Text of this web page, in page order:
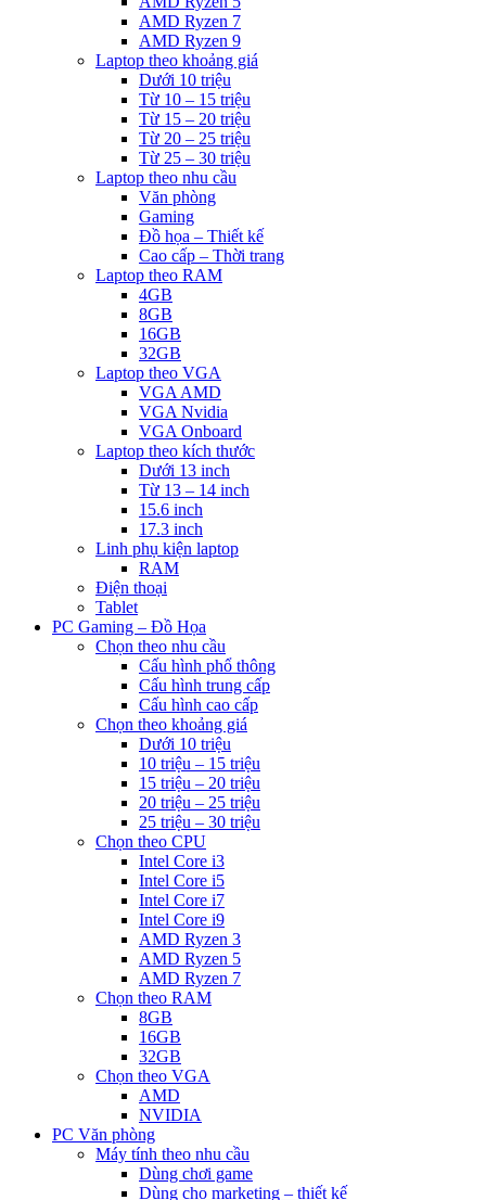
AMD Ryzen 7
AMD Ryzen 9
Laptop theo khoảng giá
Dưới 10 triệu
Từ 10 – 15 triệu
Từ 15 – 20 triệu
Từ 20 – 25 triệu
Từ 25 – 30 triệu
Laptop theo nhu cầu
Văn phòng
Gaming
Đồ họa – Thiết kế
Cao cấp – Thời trang
Laptop theo RAM
4GB
8GB
16GB
32GB
Laptop theo VGA
VGA AMD
VGA Nvidia
VGA Onboard
Laptop theo kích thước
Dưới 13 inch
Từ 13 – 14 inch
15.6 inch
17.3 inch
Linh phụ kiện laptop
RAM
Điện thoại
Tablet
PC Gaming – Đồ Họa
Chọn theo nhu cầu
Cấu hình phổ thông
Cấu hình trung cấp
Cấu hình cao cấp
Chọn theo khoảng giá
Dưới 10 triệu
10 triệu – 15 triệu
15 triệu – 20 triệu
20 triệu – 25 triệu
25 triệu – 30 triệu
Chọn theo CPU
Intel Core i3
Intel Core i5
Intel Core i7
Intel Core i9
AMD Ryzen 3
AMD Ryzen 5
AMD Ryzen 7
Chọn theo RAM
8GB
16GB
32GB
Chọn theo VGA
AMD
NVIDIA
PC Văn phòng
Máy tính theo nhu cầu
Dùng chơi game
Dùng cho marketing – thiết kế